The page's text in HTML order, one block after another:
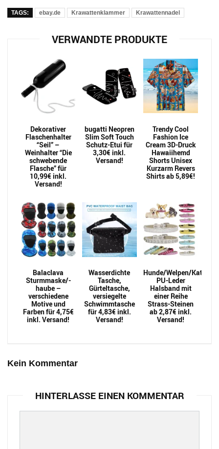
TAGS: ebay.de Krawattenklammer Krawattennadel
VERWANDTE PRODUKTE
Dekorativer
Flaschenhalter
“Seil” –
Weinhalter “Die
schwebende
Flasche” für
10,99€ inkl.
Versand!
bugatti Neopren
Slim Soft Touch
Schutz-Etui für
3,30€ inkl.
Versand!
Trendy Cool
Fashion Ice
Cream 3D-Druck
Hawaiihemd
Shorts Unisex
Kurzarm Revers
Shirts ab 5,89€!
Balaclava
Sturmmaske/-
haube –
verschiedene
Motive und
Farben für 4,75€
inkl. Versand!
Wasserdichte
Tasche,
Gürteltasche,
versiegelte
Schwimmtasche
für 4,83€ inkl.
Versand!
Hunde/Welpen/Katzen
PU-Leder
Halsband mit
einer Reihe
Strass-Steinen
ab 2,87€ inkl.
Versand!
Kein Kommentar
HINTERLASSE EINEN KOMMENTAR